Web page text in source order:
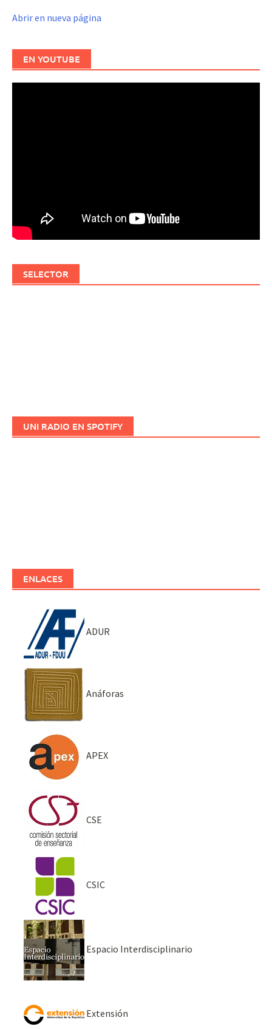
Abrir en nueva página
EN YOUTUBE
SELECTOR
UNI RADIO EN SPOTIFY
ENLACES
ADUR
Anáforas
APEX
CSE
CSIC
Espacio Interdisciplinario
Extensión